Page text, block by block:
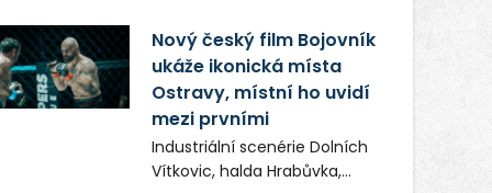
(ČIŽP) čtyři roky vedeno
vykonstruované řízení, při
realizaci OVS na heřmanické
haldě postupovala v souladu
se zákonem a zadáním
státního podniku DIAMO a v
této souvislosti nelze hovořit
Nový český film Bojovník
ukáže ikonická místa
Ostravy, místní ho uvidí
mezi prvními
Industriální scenérie Dolních
Vítkovic, halda Hrabůvka,